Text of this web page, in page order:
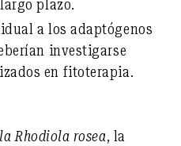
plazo.
a los adaptógenos
investigarse
en fitoterapia.
la Rhodiola rosea, la